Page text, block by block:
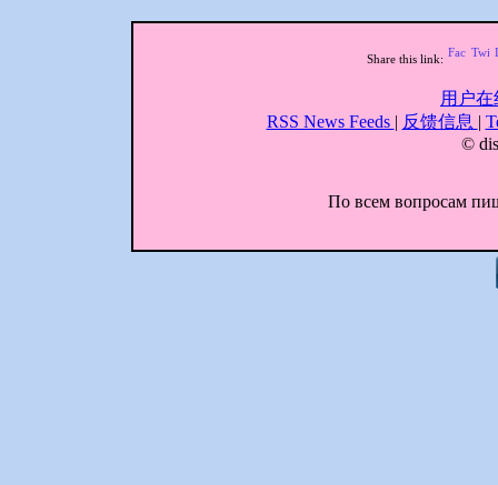
Share this link:
用户
RSS News Feeds | 反馈信息 |
©
По всем вопросам